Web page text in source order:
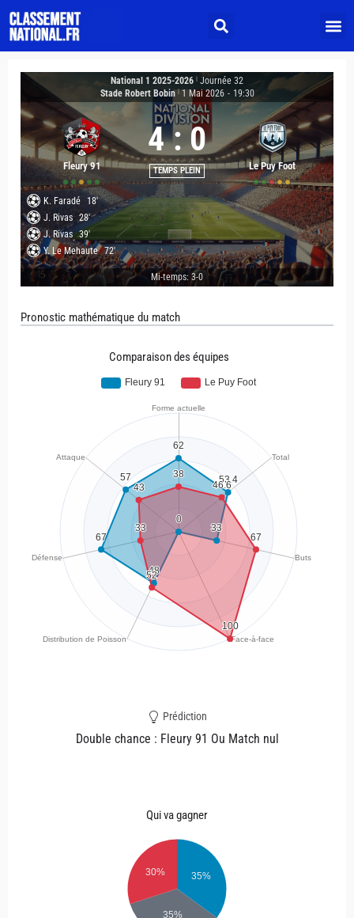
National 1 2025-2026 Journée 32
Stade Robert Bobin | 1 Mai 2026 - 19:30
Fleury 91
4 : 0
TEMPS PLEIN Le Puy Foot
K. Faradé 18'
J. Rivas 28'
J. Rivas 39'
Y. Le Mehaute 72'
Mi-temps: 3-0
Pronostic mathématique du match
Comparaison des équipes
Prédiction
Double chance : Fleury 91 Ou Match nul
Qui va gagner